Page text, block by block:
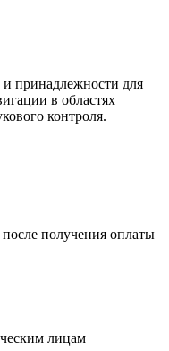
принадлежности для
в областях
контроля.
получения оплаты
лицам